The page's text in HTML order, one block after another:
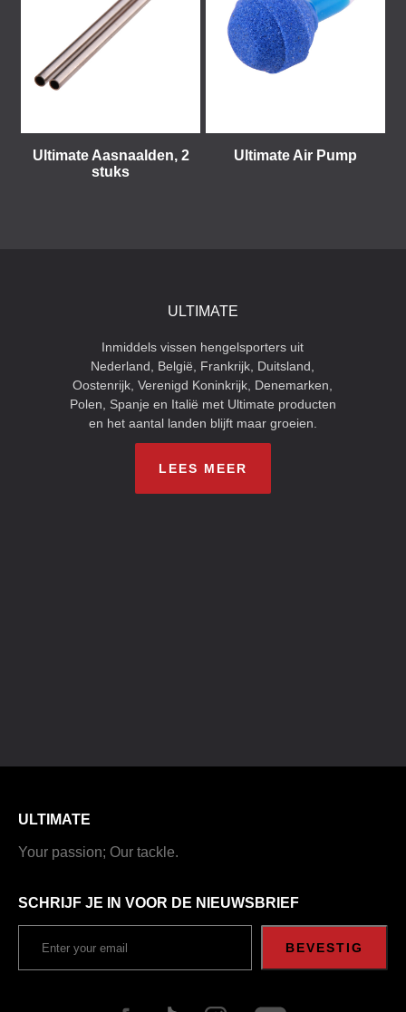
Ultimate Aasnaalden, 2
stuks
Ultimate Air Pump
ULTIMATE
Inmiddels vissen hengelsporters uit
Nederland, België, Frankrijk, Duitsland,
Oostenrijk, Verenigd Koninkrijk, Denemarken,
Polen, Spanje en Italië met Ultimate producten
en het aantal landen blijft maar groeien.
LEES MEER
ULTIMATE
Your passion; Our tackle.
SCHRIJF JE IN VOOR DE NIEUWSBRIEF
BEVESTIG